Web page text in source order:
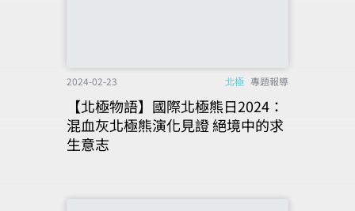
2024-02-23 北極 專題報導
【北極物語】國際北極熊日2024：
混血灰北極熊演化見證 絕境中的求
生意志